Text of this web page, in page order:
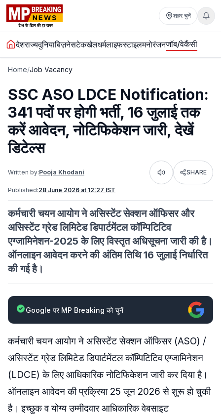
शहर चुनें
देशराज्यदुनियाबिज़नेसटेकखेलधर्मलाइफस्टाइलमनोरंजनजॉब/वेकैंसी
Home/Job Vacancy
SSC ASO LDCE Notification:
341 पदों पर होगी भर्ती, 16 जुलाई तक
करें आवेदन, नोटिफिकेशन जारी, देखें
डिटेल्स
Written by:Pooja Khodani Listen SHARE
Published:28 June 2026 at 12:27 IST
कर्मचारी चयन आयोग ने असिस्टेंट सेक्शन ऑफिसर और
असिस्टेंट ग्रेड लिमिटेड डिपार्टमेंटल कॉम्पिटिटिव
एग्जामिनेशन-2025 के लिए विस्तृत अधिसूचना जारी की है।
ऑनलाइन आवेदन करने की अंतिम तिथि 16 जुलाई निर्धारित
की गई है।
Google पर MP Breaking को चुनें
कर्मचारी चयन आयोग ने असिस्टेंट सेक्शन ऑफिसर (ASO) /
असिस्टेंट ग्रेड लिमिटेड डिपार्टमेंटल कॉम्पिटिटिव एग्जामिनेशन
(LDCE) के लिए आधिकारिक नोटिफिकेशन जारी कर दिया है।
ऑनलाइन आवेदन की प्रक्रिया 25 जून 2026 से शुरू हो चुकी
है। इच्छुक व योग्य उम्मीदवार आधिकारिक वेबसाइट